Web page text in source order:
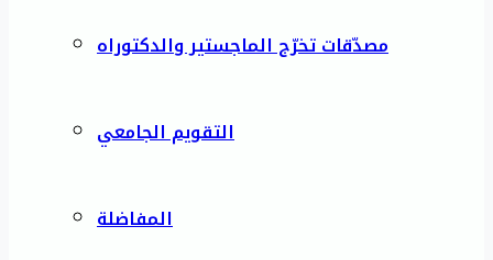
مصدّقات تخرّج الماجستير والدكتوراه
التقويم الجامعي
المفاضلة